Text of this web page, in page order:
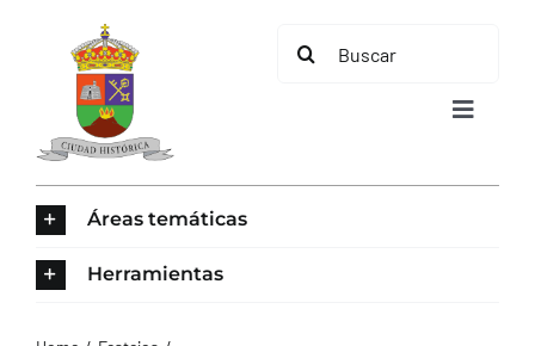
contenido
Buscar:
Toggle
Áreas temáticas
Herramientas